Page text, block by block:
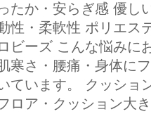
たか・安らぎ感 優し
性・柔軟性 ポリエス
ビーズ こんな悩みに
寒さ・腰痛・身体に
ています。 クッショ
ロア・クッション大